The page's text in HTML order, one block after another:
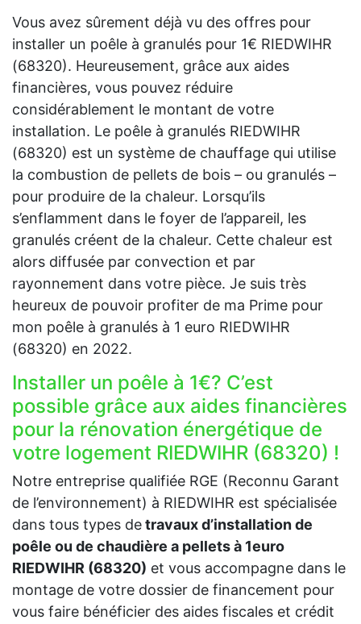
Vous avez sûrement déjà vu des offres pour
installer un poêle à granulés pour 1€ RIEDWIHR
(68320). Heureusement, grâce aux aides
financières, vous pouvez réduire
considérablement le montant de votre
installation. Le poêle à granulés RIEDWIHR
(68320) est un système de chauffage qui utilise
la combustion de pellets de bois – ou granulés –
pour produire de la chaleur. Lorsqu’ils
s’enflamment dans le foyer de l’appareil, les
granulés créent de la chaleur. Cette chaleur est
alors diffusée par convection et par
rayonnement dans votre pièce. Je suis très
heureux de pouvoir profiter de ma Prime pour
mon poêle à granulés à 1 euro RIEDWIHR
(68320) en 2022.
Installer un poêle à 1€? C’est
possible grâce aux aides financières
pour la rénovation énergétique de
votre logement RIEDWIHR (68320) !
Notre entreprise qualifiée RGE (Reconnu Garant
de l’environnement) à RIEDWIHR est spécialisée
dans tous types detravaux d’installation de
poêle ou de chaudière a pellets à 1euro
RIEDWIHR (68320) et vous accompagne dans le
montage de votre dossier de financement pour
vous faire bénéficier des aides fiscales et crédit